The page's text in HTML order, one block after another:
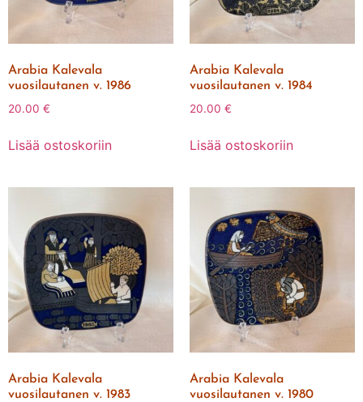
Arabia Kalevala
vuosilautanen v. 1986
20.00 €
Lisää ostoskoriin
Arabia Kalevala
vuosilautanen v. 1984
20.00 €
Lisää ostoskoriin
Arabia Kalevala
vuosilautanen v. 1983
Arabia Kalevala
vuosilautanen v. 1980